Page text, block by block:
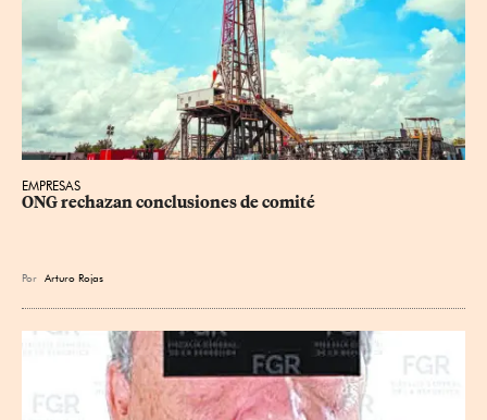
EMPRESAS
ONG rechazan conclusiones de comité
Por Arturo Rojas